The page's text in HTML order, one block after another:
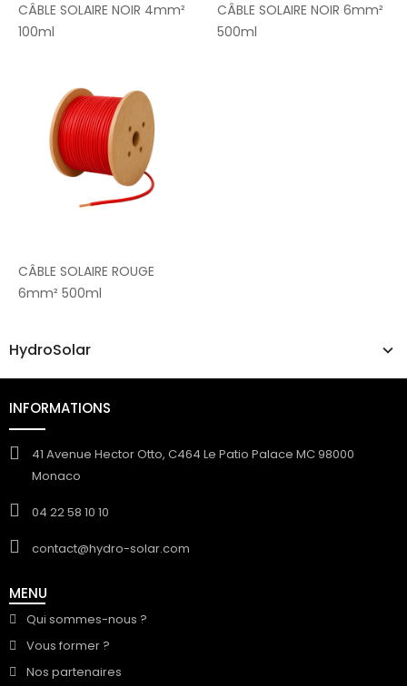
HydroSolar
CÂBLE SOLAIRE NOIR 4mm²
100ml
CÂBLE SOLAIRE NOIR 6mm²
500ml
CÂBLE SOLAIRE ROUGE
6mm² 500ml
INFORMATIONS
41 Avenue Hector Otto, C464 Le Patio Palace MC 98000
Monaco
04 22 58 10 10
contact@hydro-solar.com
MENU
Qui sommes-nous ?
Vous former ?
Nos partenaires